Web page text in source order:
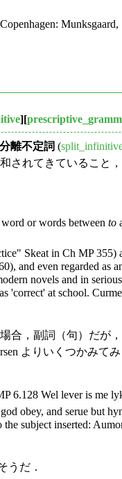
Munksgaard,
][
分離不定詞 (
されてきているこ
or words between to
Skeat in Ch MP
even regarded as
novels and in
at school.
合，副詞（句）だが
よりいくつかみて
6.128 Wel lever is me
obey, and serue but
subject inserted:
うだ．